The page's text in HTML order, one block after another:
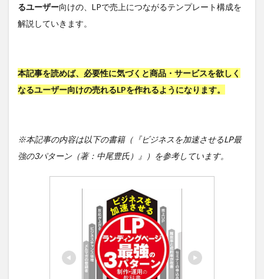
るユーザー向けの、LPで売上につながるテンプレート構成を
解説していきます。
本記事を読めば、必要性に気づくと商品・サービスを欲しく
なるユーザー向けの売れるLPを作れるようになります。
※本記事の内容は以下の書籍（『ビジネスを加速させるLP最
強の3パターン（著：中尾豊氏）』）を参考しています。